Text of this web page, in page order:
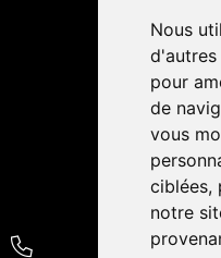
Nous
pour
de
vous
ciblées,
notre
4,4 / 5